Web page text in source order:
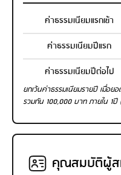
ค่าธรรมเนียมแรกเข้า
ค่าธรรมเนียมปีแรก
ค่าธรรมเนียมปีต่อไป
ยกเว้นค่าธรรมเนียมรายปี เมื่อย
รวมกัน 100,000 บาท ภายใน 1
คุณสมบัติผู้